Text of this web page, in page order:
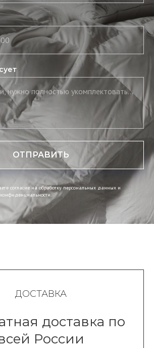
Нужны подушки, нужно полностью укомплектовать постель, нужны скатерть и салфетки
ОТПРАВИТЬ
согласие на обработку персональных данных и
ДОСТАВКА
доставка по
России